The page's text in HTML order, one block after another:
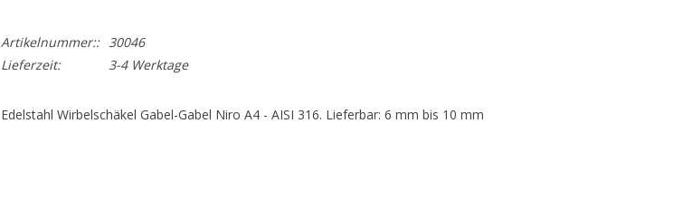
Artikelnummer:: 30046
Lieferzeit:
3-4 Werktage
Edelstahl Wirbelschäkel Gabel-Gabel Niro A4 - AISI 316. Lieferbar: 6 mm bis 10 mm